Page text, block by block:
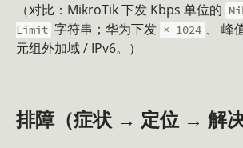
（对比：MikroTik 下发 Kbps 单位的
Limit 字符串；华为下发 × 1024 、 峰
元组外加域 / IPv6。）
排障（症状 → 定位 → 解决